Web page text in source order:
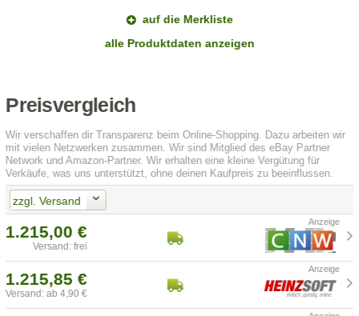
auf die Merkliste
alle Produktdaten anzeigen
Preisvergleich
Wir verschaffen dir Transparenz beim Online-Shopping. Dazu arbeiten wir
mit vielen Netzwerken zusammen. Wir sind Mitglied des eBay Partner
Network und Amazon-Partner. Wir erhalten eine kleine Vergütung für
Verkäufe, was uns unterstützt, ohne deinen Kaufpreis zu beeinflussen.
zzgl. Versand
1.215,00 €
Versand: frei
1.215,85 €
Versand: ab 4,90 €